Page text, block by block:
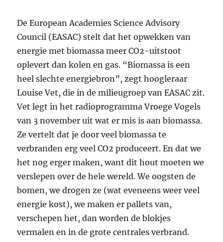
De European Academies Science Advisory
Council (EASAC) stelt dat het opwekken van
energie met biomassa meer CO2-uitstoot
oplevert dan kolen en gas. “Biomassa is een
heel slechte energiebron”, zegt hoogleraar
Louise Vet, die in de milieugroep van EASAC zit.
Vet legt in het radioprogramma Vroege Vogels
van 3 november uit wat er mis is aan biomassa.
Ze vertelt dat je door veel biomassa te
verbranden erg veel CO2 produceert. En dat we
het nog erger maken, want dit hout moeten we
verslepen over de hele wereld. We oogsten de
bomen, we drogen ze (wat eveneens weer veel
energie kost), we maken er pallets van,
verschepen het, dan worden de blokjes
vermalen en in de grote centrales verbrand.